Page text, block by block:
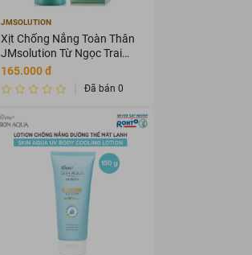
JMSOLUTION
Xịt Chống Nắng Toàn Thân
JMsolution Từ Ngọc Trai
180ml
165.000 đ
Đã bán 0